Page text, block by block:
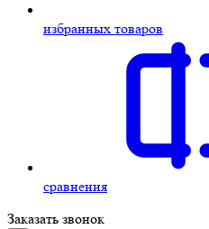
избранных товаров
сравнения
Заказать звонок